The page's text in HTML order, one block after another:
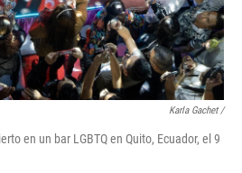
Karla Gachet/
en un bar LGBTQ en Quito, Ecuador, el 9